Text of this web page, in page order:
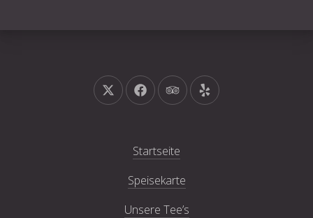
Neues Fenster
Neues Fenster
Neues FensterNeues Fenster
Startseite
Speisekarte
Unsere Tee’s